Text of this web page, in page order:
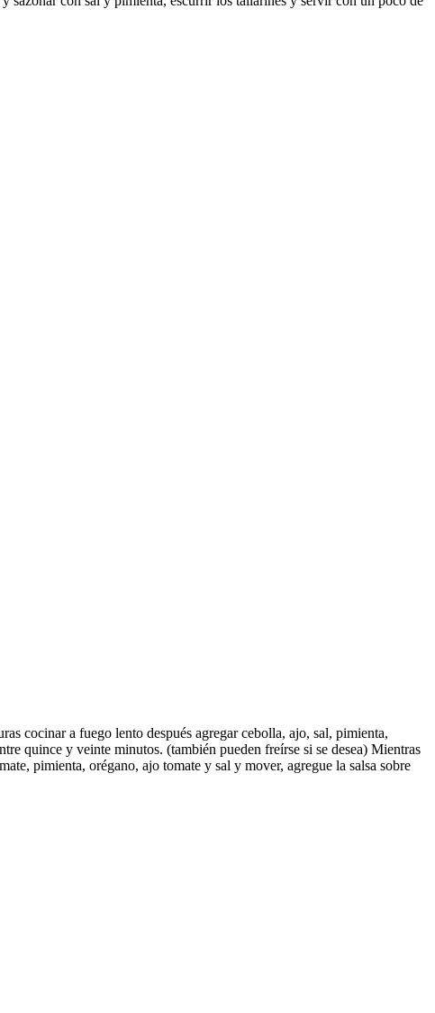
cocinar a fuego lento después agregar cebolla, ajo, sal, pimienta,
quince y veinte minutos. (también pueden freírse si se desea) Mientras
pimienta, orégano, ajo tomate y sal y mover, agregue la salsa sobre